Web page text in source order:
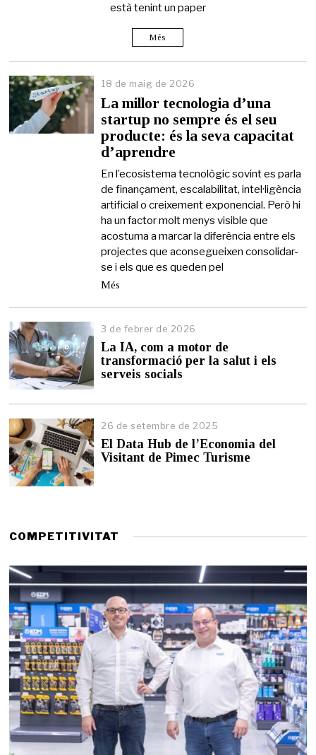
està tenint un paper
Més
18 de maig de 2026
8
d
e
m
g
d
2
0
2
6
La millor tecnologia d’una
startup no sempre és el seu
producte: és la seva capacitat
d’aprendre
En l’ecosistema tecnològic sovint es parla
de finançament, escalabilitat, intel·ligència
artificial o creixement exponencial. Però hi
ha un factor molt menys visible que
acostuma a marcar la diferència entre els
projectes que aconsegueixen consolidar-
se i els que es queden pel
Més
3 de febrer de 2026
d
e
f
r
r
d
e
La IA, com a motor de
transformació per la salut i els
serveis socials
26 de setembre de 2025
El Data Hub de l’Economia del
Visitant de Pimec Turisme
COMPETITIVITAT